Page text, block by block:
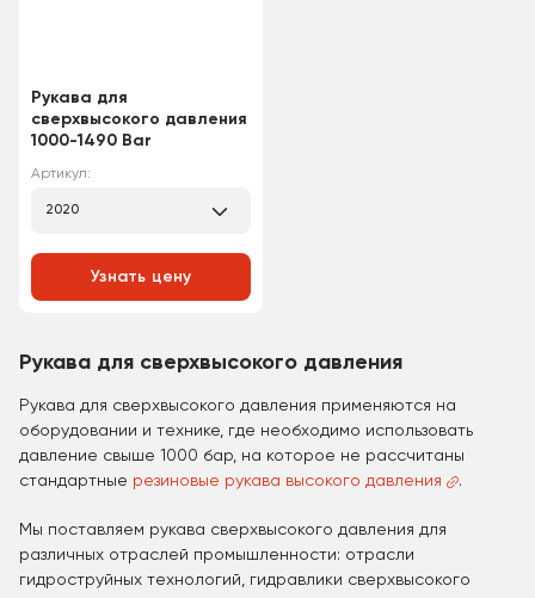
Рукава для
сверхвысокого давления
1000-1490 Bar
Артикул:
2020
Узнать цену
Рукава для сверхвысокого давления
Рукава для сверхвысокого давления применяются на
оборудовании и технике, где необходимо использовать
давление свыше 1000 бар, на которое не рассчитаны
стандартные резиновые рукава высокого давления .
Мы поставляем рукава сверхвысокого давления для
различных отраслей промышленности: отрасли
гидроструйных технологий, гидравлики сверхвысокого